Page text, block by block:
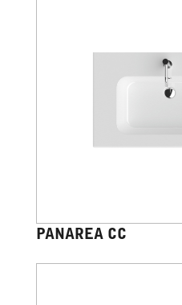
PANAREA CC